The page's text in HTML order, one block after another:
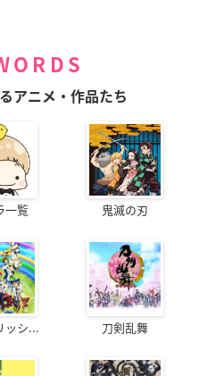
アニメ・作品たち
一覧 鬼滅の刃
ッシ... 刀剣乱舞